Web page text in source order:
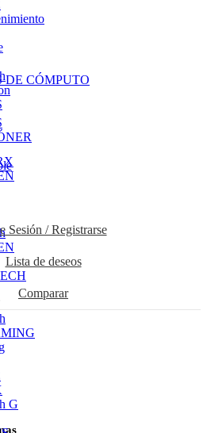
G
DE CÓMPUTO
Sesión / Registrarse
Lista de deseos
Comparar